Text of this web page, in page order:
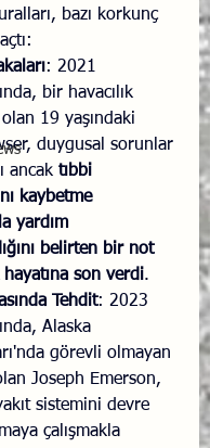
bazı korkunç
: 2021
bir havacılık
19 yaşındaki
duygusal sorunlar
ancak tıbbi
kaybetme
yardım
belirten bir not
hayatına son verdi.
Tehdit: 2023
Alaska
görevli olmayan
Joseph Emerson,
sistemini devre
çalışmakla